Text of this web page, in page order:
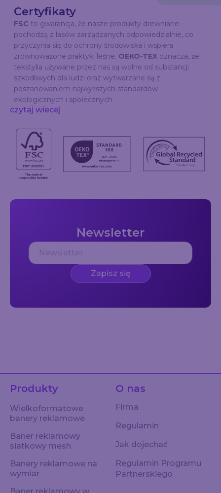
Certyfikaty
FSC to gwarancja, że nasze produkty drewniane
pochodzą z lasów zarządzanych odpowiedzialnie, co
przyczynia się do ochrony środowiska i wspiera
zrównoważone praktyki leśne. OEKO-TEX oznacza, że
tekstylia używane przez nas są wolne od substancji
szkodliwych dla ludzi oraz wytwarzane są z
poszanowaniem najwyższych standardów
ekologicznych i społecznych.
czytaj wiecej
Newsletter
Zapisz się
Produkty
Wielkoformatowe
banery reklamowe
Baner reklamowy
siatkowy mesh
Banery reklamowe na
wymiar
O nas
Firma
Regulamin
Jak dojechać
Regulamin Programu
Partnerskiego